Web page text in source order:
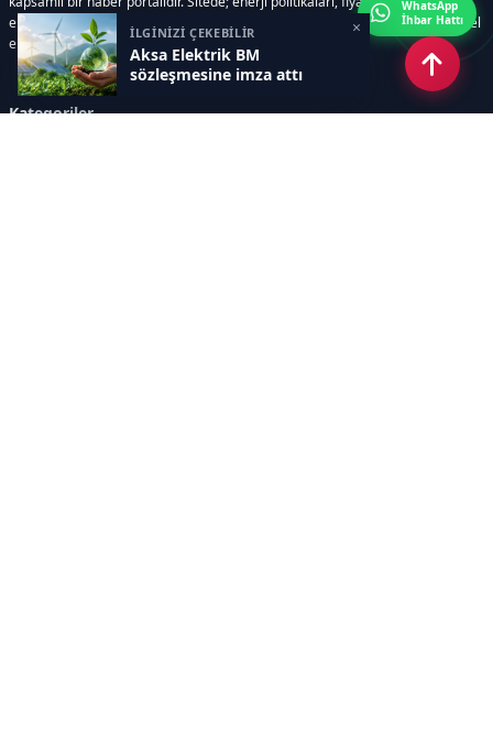
İLGİNİZİ ÇEKEBİLİR
Aksa Elektrik BM
sözleşmesine imza attı
×
elektrik kesintileri, yeni teknolojiler, nükleer enerji, elektrikli araçlar ve küresel
enerji krizleri gibi başlıklar öne çıkar.
Kategoriler
WhatsApp
İhbar Hattı